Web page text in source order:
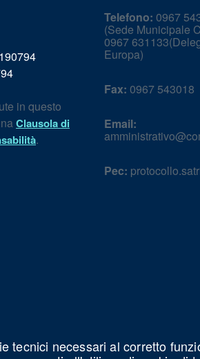
tecnici necessari al corretto
in questo
Clausola di
.
Telefono: 0967
(Sede Municipale
0967
Europa)
Fax: 0967 543018
Email:
Pec: